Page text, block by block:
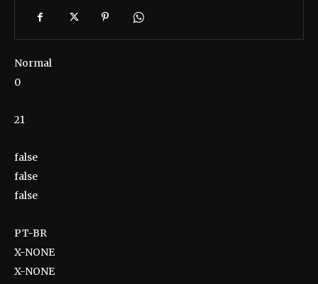
Normal
0
21
false
false
false
PT-BR
X-NONE
X-NONE